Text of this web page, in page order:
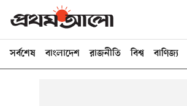
সর্বশেষ বাংলাদেশ রাজনীতি বিশ্ব বাণিজ্য